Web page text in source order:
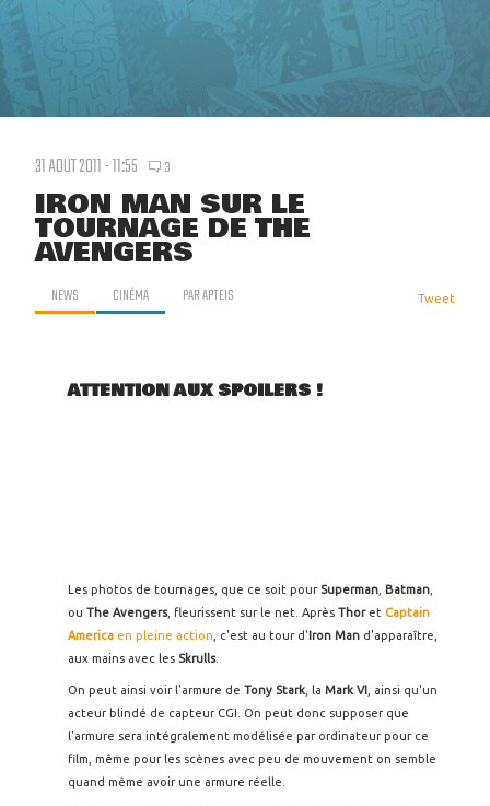
31 AOUT 2011 - 11:55 3
IRON MAN SUR LE
TOURNAGE DE THE
AVENGERS
NEWS CINÉMA PARAPTEIS Tweet
ATTENTION AUX SPOILERS !
Les photos de tournages, que ce soit pour Superman Batman
ou The Avengers, fleurissent sur le net. Après Thoret Captain
America en pleine action , c'est au tour d' Iron Man d'apparaître,
aux mains avec les Skrulls.
On peut ainsi voir l'armure de Tony Stark , la Mark VI
, ainsi qu'un
acteur blindé de capteur CGI. On peut donc supposer que
l'armure sera intégralement modélisée par ordinateur pour ce
film, même pour les scènes avec peu de mouvement on semble
quand même avoir une armure réelle.